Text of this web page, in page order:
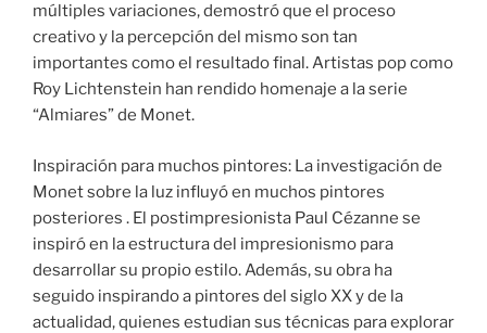
múltiples variaciones, demostró que el proceso
creativo y la percepción del mismo son tan
importantes como el resultado final. Artistas pop como
Roy Lichtenstein han rendido homenaje a la serie
“Almiares” de Monet.
Inspiración para muchos pintores: La investigación de
Monet sobre la luz influyó en muchos pintores
posteriores . El postimpresionista Paul Cézanne se
inspiró en la estructura del impresionismo para
desarrollar su propio estilo. Además, su obra ha
seguido inspirando a pintores del siglo XX y de la
actualidad, quienes estudian sus técnicas para explorar